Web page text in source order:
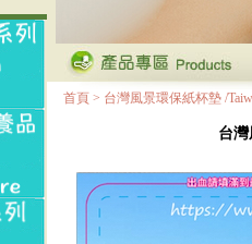
首頁 > 台灣風景環保紙杯墊 /
台灣